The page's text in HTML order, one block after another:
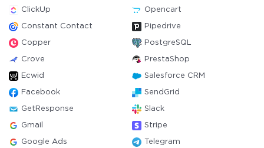
ClickUp Opencart
Constant Contact Pipedrive
Copper PostgreSQL
Crove PrestaShop
Ecwid Salesforce CRM
Facebook SendGrid
GetResponse Slack
Gmail Stripe
Google Ads Telegram